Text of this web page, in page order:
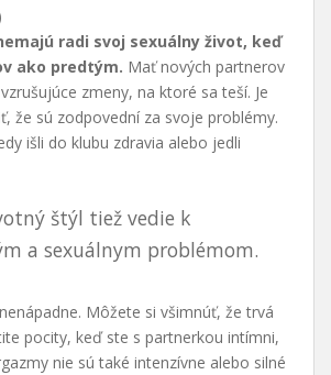
radi svoj sexuálny život, keď
ako predtým. Mať nových partnerov
zmeny, na ktoré sa teší. Je
že sú zodpovední za svoje problémy.
išli do klubu zdravia alebo jedli
štýl tiež vedie k
a sexuálnym problémom.
Môžete si všimnúť, že trvá
pocity, keď ste s partnerkou intímni,
nie sú také intenzívne alebo silné